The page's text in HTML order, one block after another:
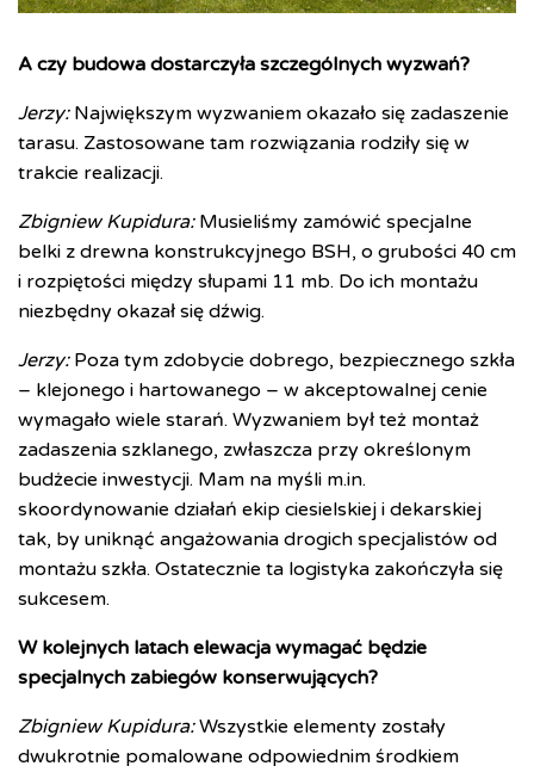
A czy budowa dostarczyła szczególnych wyzwań?
Jerzy: Największym wyzwaniem okazało się zadaszenie
tarasu. Zastosowane tam rozwiązania rodziły się w
trakcie realizacji.
Zbigniew Kupidura: Musieliśmy zamówić specjalne
belki z drewna konstrukcyjnego BSH, o grubości 40 cm
i rozpiętości między słupami 11 mb. Do ich montażu
niezbędny okazał się dźwig.
Jerzy: Poza tym zdobycie dobrego, bezpiecznego szkła
– klejonego i hartowanego – w akceptowalnej cenie
wymagało wiele starań. Wyzwaniem był też montaż
zadaszenia szklanego, zwłaszcza przy określonym
budżecie inwestycji. Mam na myśli m.in.
skoordynowanie działań ekip ciesielskiej i dekarskiej
tak, by uniknąć angażowania drogich specjalistów od
montażu szkła. Ostatecznie ta logistyka zakończyła się
sukcesem.
W kolejnych latach elewacja wymagać będzie
specjalnych zabiegów konserwujących?
Zbigniew Kupidura:Wszystkie elementy zostały
dwukrotnie pomalowane odpowiednim środkiem